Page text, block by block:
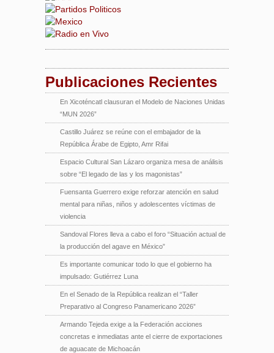
Publicaciones Recientes
En Xicoténcatl clausuran el Modelo de Naciones Unidas
“MUN 2026”
Castillo Juárez se reúne con el embajador de la
República Árabe de Egipto, Amr Rifai
Espacio Cultural San Lázaro organiza mesa de análisis
sobre “El legado de las y los magonistas”
Fuensanta Guerrero exige reforzar atención en salud
mental para niñas, niños y adolescentes víctimas de
violencia
Sandoval Flores lleva a cabo el foro “Situación actual de
la producción del agave en México”
Es importante comunicar todo lo que el gobierno ha
impulsado: Gutiérrez Luna
En el Senado de la República realizan el “Taller
Preparativo al Congreso Panamericano 2026”
Armando Tejeda exige a la Federación acciones
concretas e inmediatas ante el cierre de exportaciones
de aguacate de Michoacán